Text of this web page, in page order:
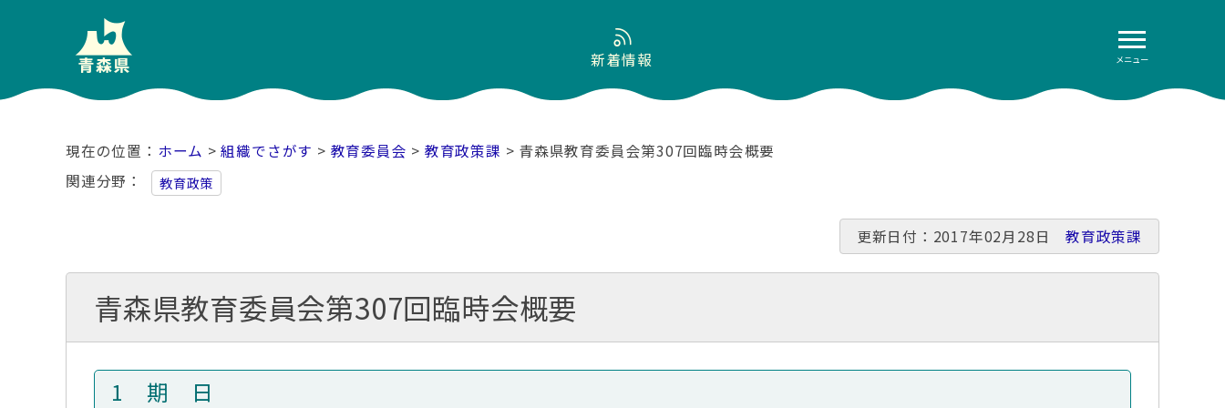
メニュー
新着情報
ホーム >組織でさがす > 教育委員会 > 教育政策課 > 青森県教育委員会第307回臨時会概要
関連分野
教育政策
更新日付：2017年02月28日教育政策課
青森県教育委員会第307回臨時会概要
1 期 日